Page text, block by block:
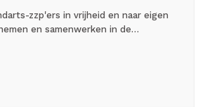
zzp'ers in vrijheid en naar eigen
en samenwerken in de…